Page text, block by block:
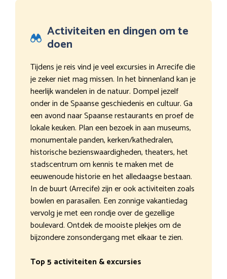
Activiteiten en dingen om te
doen
Tijdens je reis vind je veel excursies in Arrecife die
je zeker niet mag missen. In het binnenland kan je
heerlijk wandelen in de natuur. Dompel jezelf
onder in de Spaanse geschiedenis en cultuur. Ga
een avond naar Spaanse restaurants en proef de
lokale keuken. Plan een bezoek in aan museums,
monumentale panden, kerken/kathedralen,
historische bezienswaardigheden, theaters, het
stadscentrum om kennis te maken met de
eeuwenoude historie en het alledaagse bestaan.
In de buurt (Arrecife) zijn er ook activiteiten zoals
bowlen en parasailen. Een zonnige vakantiedag
vervolg je met een rondje over de gezellige
boulevard. Ontdek de mooiste plekjes om de
bijzondere zonsondergang met elkaar te zien.
Top 5 activiteiten & excursies